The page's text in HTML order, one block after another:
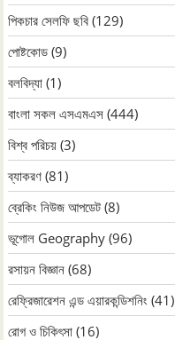
পিকচার সেলফি ছবি (129)
পোষ্টকোড (9)
বলবিদ্যা (1)
বাংলা সকল এসএমএস (444)
বিশ্ব পরিচয় (3)
ব্যাকরণ (81)
ব্রেকিং নিউজ আপডেট (8)
ভূগোল Geography (96)
রসায়ন বিজ্ঞান (68)
রেফ্রিজারেশন এন্ড এয়ারকন্ডিশনিং (41)
রোগ ও চিকিৎসা (16)